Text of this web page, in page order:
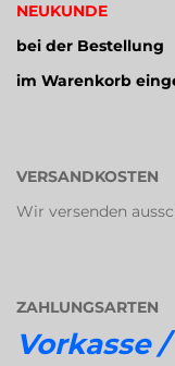
NEUKUNDE
bei der Bestellung
im Warenkorb
VERSANDKOSTEN
Wir versenden
ZAHLUNGSARTEN
Vorkasse /